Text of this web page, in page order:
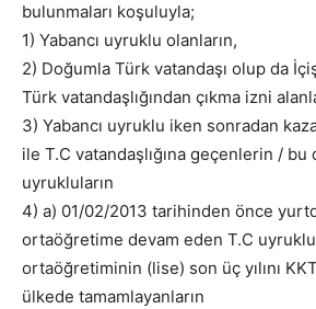
bulunmaları koşuluyla;
1) Yabancı uyruklu olanların,
2) Doğumla Türk vatandaşı olup da
Türk vatandaşlığından çıkma izni
3) Yabancı uyruklu iken sonradan
ile T.C vatandaşlığına geçenlerin /
uyrukluların
4) a) 01/02/2013 tarihinden önce
ortaöğretime devam eden T.C
ortaöğretiminin (lise) son üç yılını
ülkede tamamlayanların